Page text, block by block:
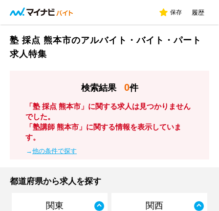
保存 履歴
塾 採点 熊本市のアルバイト・バイト・パート
求人特集
検索結果 0件
「塾 採点 熊本市」に関する求人は見つかりません
でした。
「塾講師 熊本市」に関する情報を表示していま
す。
→他の条件で探す
都道府県から求人を探す
関東 関西